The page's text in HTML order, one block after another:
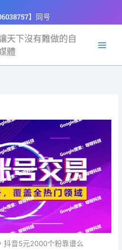
】同号
天下沒有難做的自
體
抖音5元2000个粉靠谱么